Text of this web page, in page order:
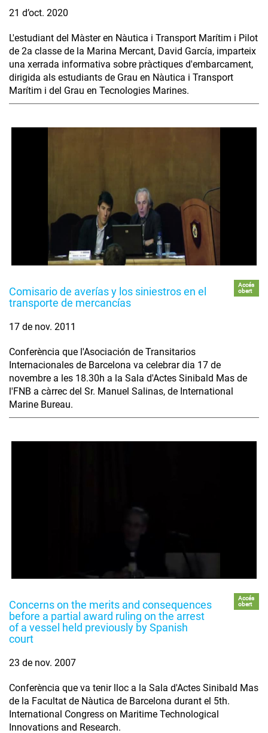
21 d’oct. 2020
L'estudiant del Màster en Nàutica i Transport Marítim i Pilot
de 2a classe de la Marina Mercant, David García, imparteix
una xerrada informativa sobre pràctiques d'embarcament,
dirigida als estudiants de Grau en Nàutica i Transport
Marítim i del Grau en Tecnologies Marines.
Comisario de averías y los siniestros en el
transporte de mercancías
Accés
obert
17 de nov. 2011
Conferència que l'Asociación de Transitarios
Internacionales de Barcelona va celebrar dia 17 de
novembre a les 18.30h a la Sala d'Actes Sinibald Mas de
l'FNB a càrrec del Sr. Manuel Salinas, de International
Marine Bureau.
Concerns on the merits and consequences
before a partial award ruling on the arrest
of a vessel held previously by Spanish
court
Accés
obert
23 de nov. 2007
Conferència que va tenir lloc a la Sala d'Actes Sinibald Mas
de la Facultat de Nàutica de Barcelona durant el 5th.
International Congress on Maritime Technological
Innovations and Research.